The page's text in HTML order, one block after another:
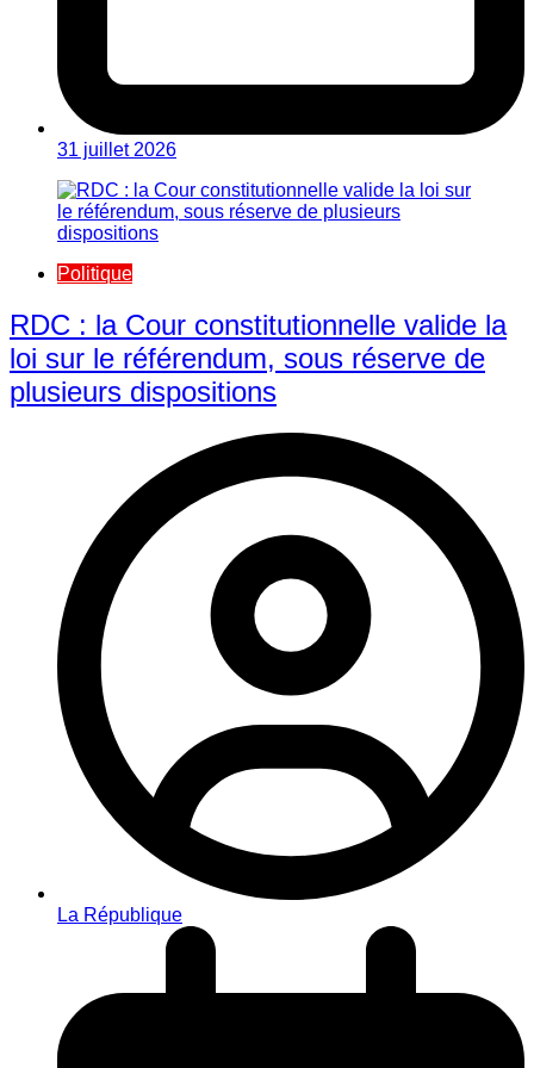
31 juillet 2026
Politique
RDC : la Cour constitutionnelle valide la
loi sur le référendum, sous réserve de
plusieurs dispositions
La République